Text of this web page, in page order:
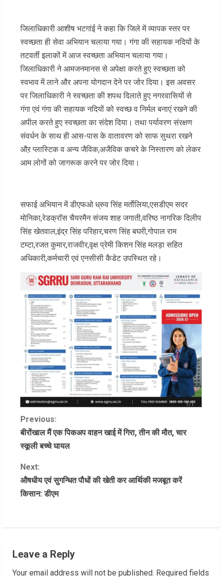
जिलाधिकारी आशीष भटगांई ने कहा कि जिले में व्यापक स्तर पर
स्वच्छता ही सेवा अभियान चलाया गया। गंगा की सहायक नदियों के
तटवर्ती इलाकों में आज स्वच्छता अभियान चलाया गया।
जिलाधिकारी ने आमजनमानस से अपेक्षा करते हुए स्वच्छता को
स्वभाव में लाने और अपना योगदान देने पर जोर दिया। इस अवसर
पर जिलाधिकारी ने स्वच्छता की शपथ दिलाते हुए नगरवासियों से
गंगा एवं गंगा की सहायक नदियों को स्वच्छ व निर्मल बनाएं रखने की
अपील करते हुए स्वच्छता का संदेश दिया। तथा पर्यावरण संरक्षण
संवर्धन के साथ ही आस-पास के वातावरण को साफ सुथरा रखने
औऱ प्लास्टिक व अन्य जैविक,अजैविक कचरे के निस्तारण को लेकर
आम लोगों को जागरूक करने पर जोर दिया।
सफाई अभियान में डीएफओ ध्रुव सिंह मर्ताेलिया,एसडीएम सदर
मोनिका,रेडक्रॉस चैयरमैन संजय शाह जगाती,वरिष्ठ नागरिक दिलीप
सिंह खेतवाल,इंद्र सिंह परिहार,चरण सिंह बघरी,गोपाल राम
टम्टा,रजत कुमार,राजवीर,वृक्ष प्रेमी किशन सिंह मलड़ा सहित
अधिकारी,कर्मचारी एवं एनसीसी कैडेट उपस्थित रहे।
C
o
n
t
e
Previous:
बीरोंखाल मैं एक पिकअप वाहन खाई में गिरा, तीन की मौत, चार
स्कूली बच्चे घायल
Next:
औषधीय एवं सुगन्धित पौधों की खेती कर आर्थिकी मजबूत करें
किसान: डीएम
Leave a Reply
Your email address will not be published. Required fields